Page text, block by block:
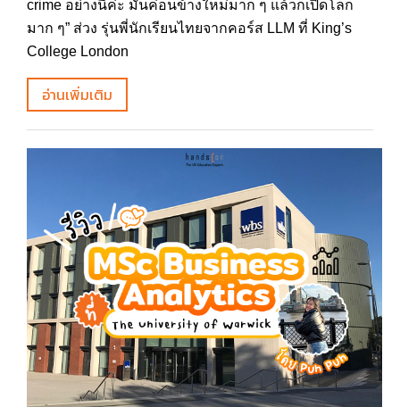
crime อย่างนี้ค่ะ มันค่อนข้างใหม่มาก ๆ แล้วก็เปิดโลก
มาก ๆ” ส่วง รุ่นพี่นักเรียนไทยจากคอร์ส LLM ที่ King’s
College London
อ่านเพิ่มเติม